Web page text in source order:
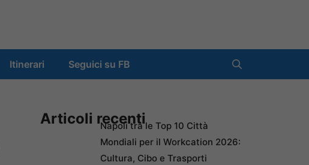
Itinerari Seguici su FB
Articoli recentiNapoli tra le Top 10 Città
Mondiali per il Workcation 2026:
Cultura, Cibo e Trasporti